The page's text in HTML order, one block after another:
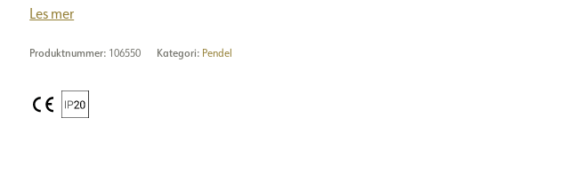
Les mer
Produktnummer: 106550 Kategori: Pendel